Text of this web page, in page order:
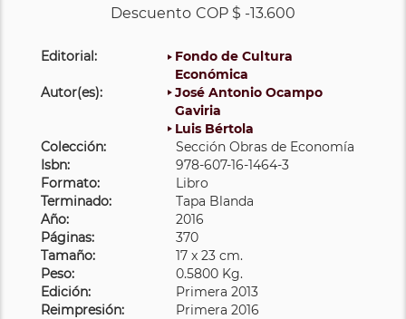
Descuento COP $ -13.600
Editorial:
Fondo de Cultura
Económica
Autor(es):
José Antonio Ocampo
Gaviria
Luis Bértola
Colección:
Sección Obras de Economía
Isbn:
978-607-16-1464-3
Formato:
Libro
Terminado:
Tapa Blanda
Año:
2016
Páginas:
370
Tamaño:
17 x 23 cm.
Peso:
0.5800 Kg.
Edición:
Primera 2013
Reimpresión:
Primera 2016